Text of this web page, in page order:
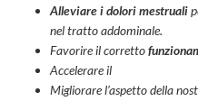
Alleviare i dolori mestruali
nel tratto addominale.
Favorire il corretto
Accelerare il
Migliorare l’aspetto della